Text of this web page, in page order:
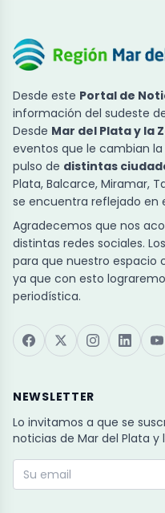
Desde este Portal de
información del sudeste
Desde Mar del Plata y la
eventos que le cambian la
pulso de distintas
Plata, Balcarce, Miramar,
se encuentra reflejado en
Agradecemos que nos
distintas redes sociales.
para que nuestro espacio
ya que con esto
periodística.
NEWSLETTER
Lo invitamos a que se
noticias de Mar del Plata y